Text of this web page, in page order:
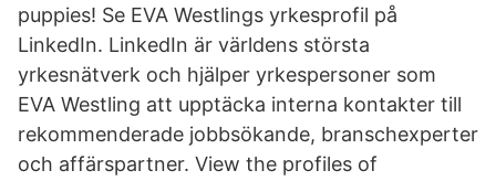
puppies! Se EVA Westlings yrkesprofil på
LinkedIn. LinkedIn är världens största
yrkesnätverk och hjälper yrkespersoner som
EVA Westling att upptäcka interna kontakter till
rekommenderade jobbsökande, branschexperter
och affärspartner. View the profiles of